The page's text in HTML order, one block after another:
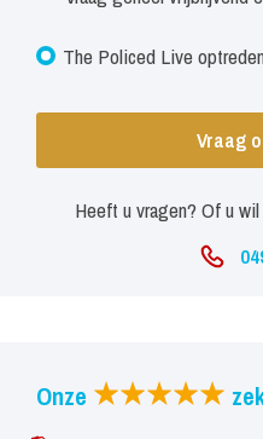
The Policed Live
Vraag
Heeft u vragen? Of u
Onze